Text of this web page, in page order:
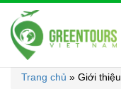
Trang chủ » Giới thiệu